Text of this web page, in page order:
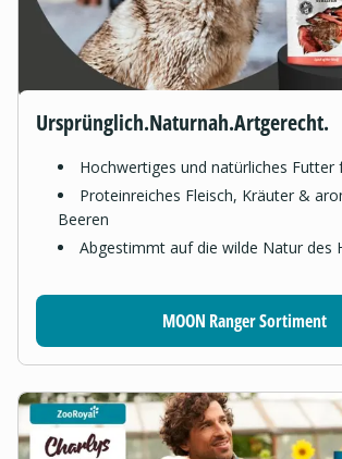
Ursprünglich.Naturnah.Artgerecht.
Hochwertiges und natürliches Futter
Proteinreiches Fleisch, Kräuter &
Beeren
Abgestimmt auf die wilde Natur des
MOON Ranger Sortiment